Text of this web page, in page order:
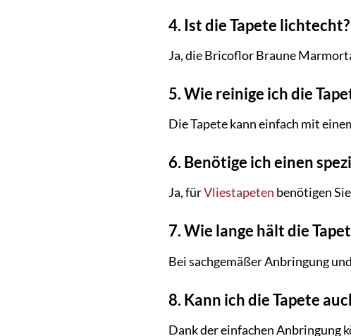
4. Ist die Tapete lichtecht?
Ja, die Bricoflor Braune
5. Wie reinige ich die
Die Tapete kann einfach mit
6. Benötige ich einen
Ja, fürVliestapeten benötigen
7. Wie lange hält die
Bei sachgemäßer Anbringung
8. Kann ich die Tapete
Dank der einfachen Anbringung